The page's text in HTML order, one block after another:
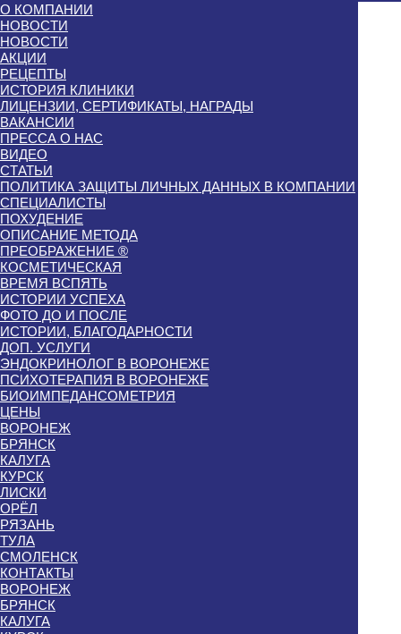
О КОМПАНИИ
НОВОСТИ
НОВОСТИ
АКЦИИ
РЕЦЕПТЫ
ИСТОРИЯ КЛИНИКИ
ЛИЦЕНЗИИ, СЕРТИФИКАТЫ, НАГРАДЫ
ВАКАНСИИ
ПРЕССА О НАС
ВИДЕО
СТАТЬИ
ПОЛИТИКА ЗАЩИТЫ ЛИЧНЫХ ДАННЫХ В КОМПАНИИ
СПЕЦИАЛИСТЫ
ПОХУДЕНИЕ
ОПИСАНИЕ МЕТОДА
ПРЕОБРАЖЕНИЕ ®
КОСМЕТИЧЕСКАЯ
ВРЕМЯ ВСПЯТЬ
ИСТОРИИ УСПЕХА
ФОТО ДО И ПОСЛЕ
ИСТОРИИ, БЛАГОДАРНОСТИ
ДОП. УСЛУГИ
ЭНДОКРИНОЛОГ В ВОРОНЕЖЕ
ПСИХОТЕРАПИЯ В ВОРОНЕЖЕ
БИОИМПЕДАНСОМЕТРИЯ
ЦЕНЫ
ВОРОНЕЖ
БРЯНСК
КАЛУГА
КУРСК
ЛИСКИ
ОРЁЛ
РЯЗАНЬ
ТУЛА
СМОЛЕНСК
КОНТАКТЫ
ВОРОНЕЖ
БРЯНСК
КАЛУГА